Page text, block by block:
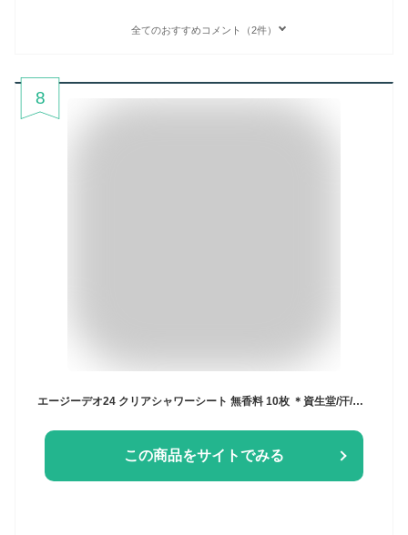
全てのおすすめコメント（2件）
8
エージーデオ24 クリアシャワーシート 無香料 10枚 ＊資生堂/汗/ストレス臭/ニオイ菌まで拭き消す！ベタつかず/さらさら肌持続/Agデオ24 制汗シート ボディシート デオドラントシート 汗拭きシート
この商品をサイトでみる